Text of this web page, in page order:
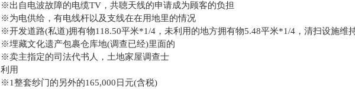
※出自电波故障的电缆TV，共聴天线的申请成为顾客的负担
※为电供给，有电线杆以及支线在在用地里的情况
※开发道路(私道)拥有物118.50平米*1/4，未利用的地方拥有物5.48平米*1/4，清扫设施维
※埋藏文化遗产包裹仓库地(调查已经)里面的
※卖主指定的司法代书人，土地家屋调查士
利用
※1整套纱门的另外的165,000日元(含税)